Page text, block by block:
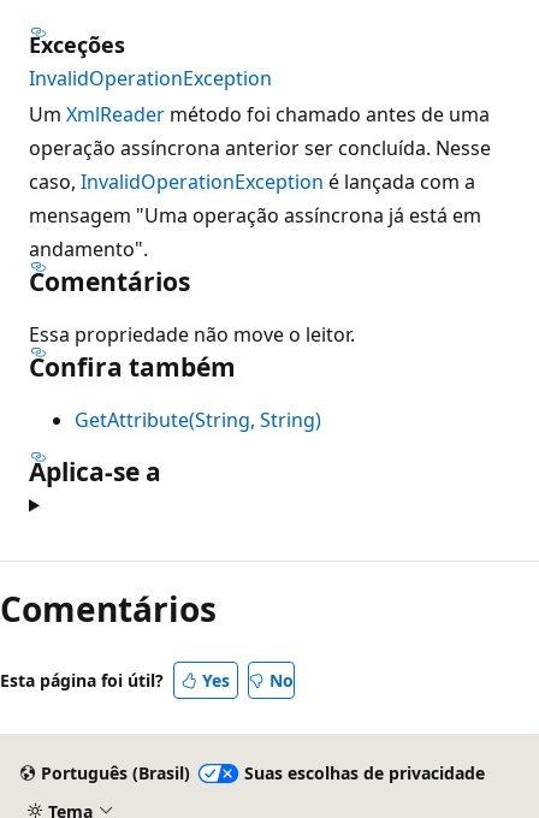
Exceções
InvalidOperationException
Um XmlReader método foi chamado antes de uma
operação assíncrona anterior ser concluída. Nesse
caso, InvalidOperationException é lançada com a
mensagem "Uma operação assíncrona já está em
andamento".
Comentários
Essa propriedade não move o leitor.
Confira também
GetAttribute(String, String)
Aplica-se a
Comentários
Esta página foi útil? Yes No
Português (Brasil)
Suas escolhas de privacidade
Tema